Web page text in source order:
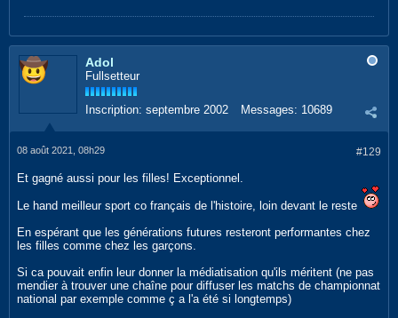
Adol
Fullsetteur
Inscription: septembre 2002 Messages: 10689
#129
08 août 2021, 08h29
Et gagné aussi pour les filles! Exceptionnel.
Le hand meilleur sport co français de l'histoire, loin devant le reste
En espérant que les générations futures resteront performantes chez
les filles comme chez les garçons.
Si ca pouvait enfin leur donner la médiatisation qu'ils méritent (ne pas
mendier à trouver une chaîne pour diffuser les matchs de championnat
national par exemple comme ç a l'a été si longtemps)